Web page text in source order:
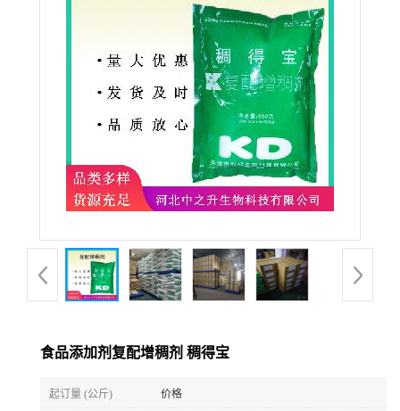
食品添加剂复配增稠剂 稠得宝
起订量 (公斤) 价格